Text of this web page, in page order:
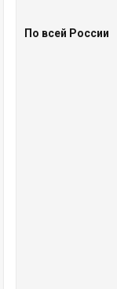
По всей России